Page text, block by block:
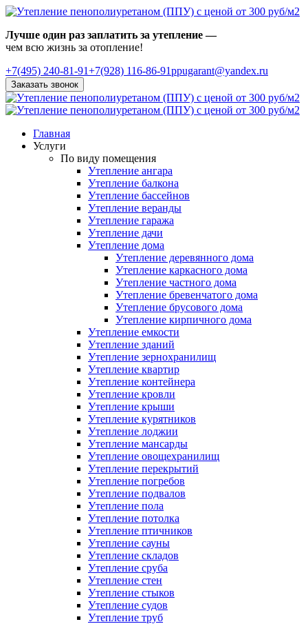
Лучше один раз заплатить за утепление —
чем всю жизнь за отопление!
+7(495) 240-81-91+7(928) 116-86-91ppugarant@yandex.ru
Заказать звонок
Главная
Услуги
По виду помещения
Утепление ангара
Утепление балкона
Утепление бассейнов
Утепление веранды
Утепление гаража
Утепление дачи
Утепление дома
Утепление деревянного дома
Утепление каркасного дома
Утепление частного дома
Утепление бревенчатого дома
Утепление брусового дома
Утепление кирпичного дома
Утепление емкости
Утепление зданий
Утепление зернохранилищ
Утепление квартир
Утепление контейнера
Утепление кровли
Утепление крыши
Утепление курятников
Утепление лоджии
Утепление мансарды
Утепление овощехранилищ
Утепление перекрытий
Утепление погребов
Утепление подвалов
Утепление пола
Утепление потолка
Утепление птичников
Утепление сауны
Утепление складов
Утепление сруба
Утепление стен
Утепление стыков
Утепление судов
Утепление труб